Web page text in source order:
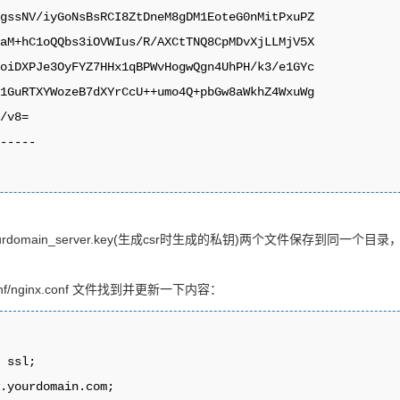
iyGoNsBsRCI8ZtDneM8gDM1EoteG0nMitPxuPZ
R/AXCtTNQ8CpMDvXjLLMjV5X
k3/e1GYc
v8=
生成csr时生成的私钥)两个文件保存到同一个目录
nginx.conf 文件找到并更新一下内容：
ssl;